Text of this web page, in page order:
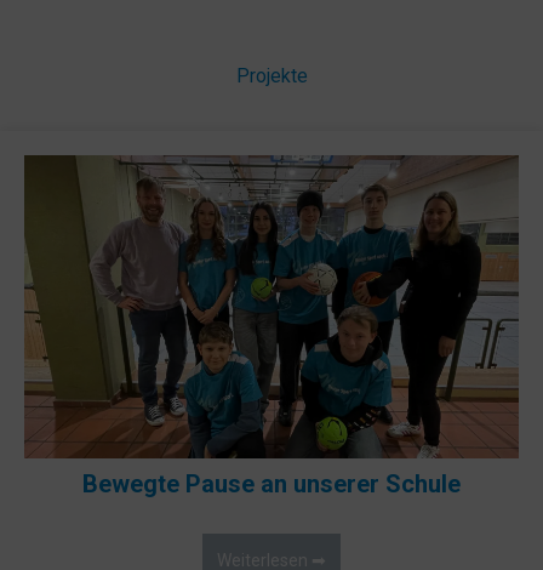
Projekte
Bewegte Pause an unserer Schule
Weiterlesen ➡